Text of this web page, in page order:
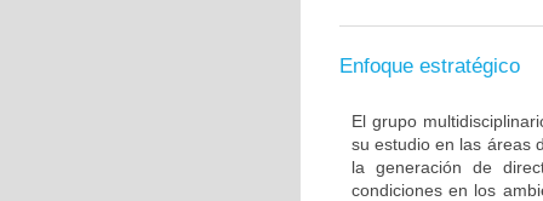
Enfoque estratégico
El grupo
su estudio en las áreas
la generación de
condiciones en los